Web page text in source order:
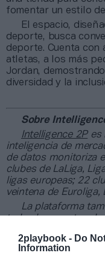
2playbook - Do
Information
fomentar un estilo
El espacio,
deporte, busca
deporte. Cuenta con
atletas, a los más
Jordan,
diversidad y la
Sobre
Intelligence 2Pes
inteligencia de
de datos monitoriza
clubes de LaLiga,
ligas europeas; 22
veintena de Euroliga,
La plataforma
todos los eventos
música en España,
de patrocinio en el
contratos de las